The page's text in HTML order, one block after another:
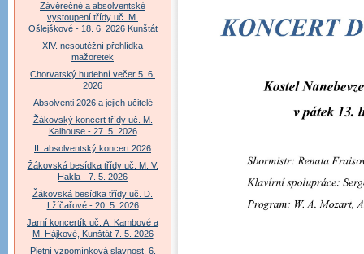
Závěrečné a absolventské
vystoupení třídy uč. M.
Ošlejškové - 18. 6. 2026 Kunštát
XIV. nesoutěžní přehlídka
mažoretek
Chorvatský hudební večer 5. 6.
2026
Absolventi 2026 a jejich učitelé
Žákovský koncert třídy uč. M.
Kalhouse - 27. 5. 2026
II. absolventský koncert 2026
Žákovská besídka třídy uč. M. V.
Hakla - 7. 5. 2026
Žákovská besídka třídy uč. D.
Lžíčařové - 20. 5. 2026
Jarní koncertík uč. A. Kambové a
M. Hájkové, Kunštát 7. 5. 2026
Pietní vzpomínková slavnost, 6.